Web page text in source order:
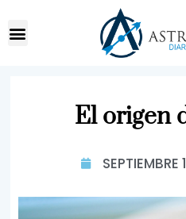
El origen
SEPTIEMBRE